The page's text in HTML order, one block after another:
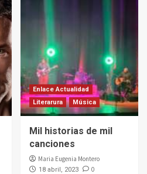
Enlace Actualidad
Literarura
Música
Mil historias de mil
canciones
Maria Eugenia Montero
18 abril, 2023 0